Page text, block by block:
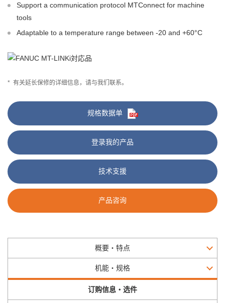
Support a communication protocol MTConnect for machine
tools
Adaptable to a temperature range between -20 and +60°C
* 有关延长保修的详细信息，请与我们联系。
规格数据单
登录我的产品
技术支援
产品咨询
概要・特点
机能・规格
订购信息・选件